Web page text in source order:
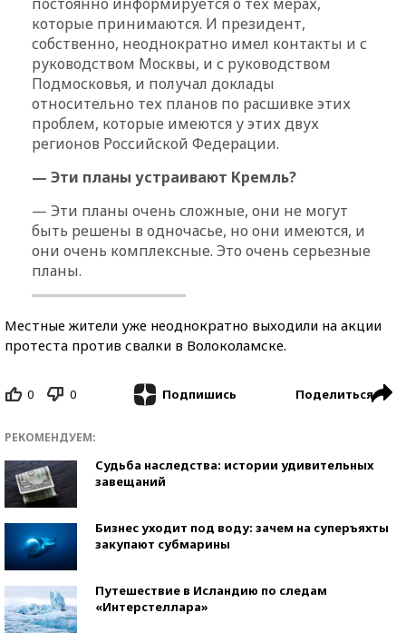
которые принимаются. И президент,
собственно, неоднократно имел контакты и с
руководством Москвы, и с руководством
Подмосковья, и получал доклады
относительно тех планов по расшивке этих
проблем, которые имеются у этих двух
регионов Российской Федерации.
— Эти планы устраивают Кремль?
— Эти планы очень сложные, они не могут
быть решены в одночасье, но они имеются, и
они очень комплексные. Это очень серьезные
планы.
Местные жители уже неоднократно выходили на акции
протеста против свалки в Волоколамске.
0 0 Подпишись Поделиться
РЕКОМЕНДУЕМ:
Судьба наследства: истории удивительных
завещаний
Бизнес уходит под воду: зачем на суперъяхты
закупают субмарины
Путешествие в Исландию по следам
«Интерстеллара»